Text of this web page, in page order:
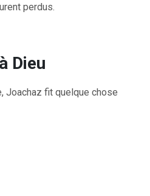
perdus.
Dieu
Joachaz fit quelque chose